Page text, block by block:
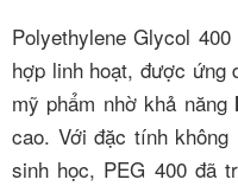
Polyethylene Glycol
hợp linh hoạt, được ứng
mỹ phẩm nhờ khả năng
cao. Với đặc tính
sinh học, PEG 400 đã